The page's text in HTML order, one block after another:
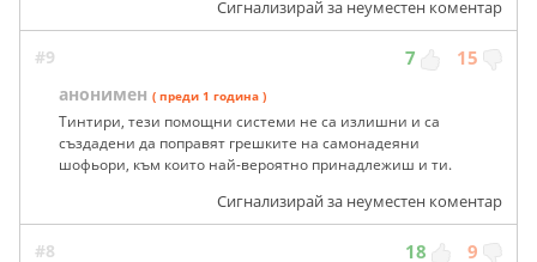
Сигнализирай за неуместен коментар
#9 7 15
анонимен ( преди 1 година )
Тинтири, тези помощни системи не са излишни и са
създадени да поправят грешките на самонадеяни
шофьори, към които най-вероятно принадлежиш и ти.
Сигнализирай за неуместен коментар
#8 18 9